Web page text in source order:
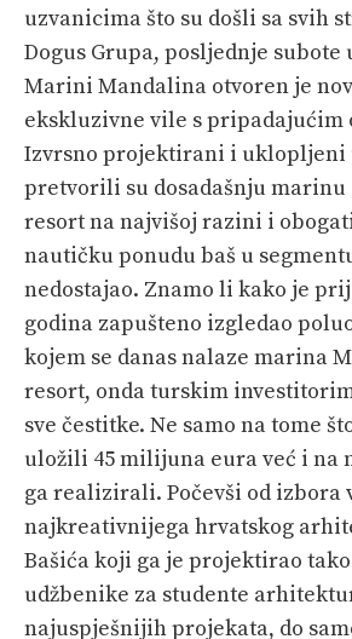
VELIKE PRIČE
PRETPLATA
SHOP
uzvanicima što su došli sa svih
Dogus Grupa, posljednje subote
Marini Mandalina otvoren je
ekskluzivne vile s pripadajućim
Izvrsno projektirani i uklopljeni
pretvorili su dosadašnju marinu
resort na najvišoj razini i
nautičku ponudu baš u
nedostajao. Znamo li kako je
godina zapušteno izgledao
kojem se danas nalaze marina
resort, onda turskim
sve čestitke. Ne samo na tome
uložili 45 milijuna eura već i na
ga realizirali. Počevši od izbora
najkreativnijega hrvatskog
Bašića koji ga je projektirao tako
udžbenike za studente
najuspješnijih projekata, do